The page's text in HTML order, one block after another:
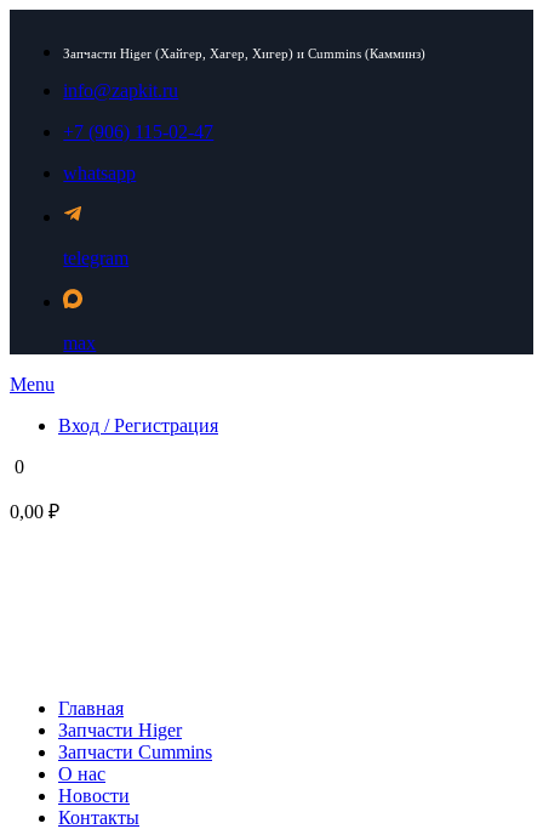
Запчасти Higer (Хайгер, Хагер, Хигер) и Cummins (Камминз)
info@zapkit.ru
+7 (906) 115-02-47
whatsapp
telegram
max
Menu
Вход / Регистрация
0
0,00 ₽
Главная
Запчасти Higer
Запчасти Cummins
О нас
Новости
Контакты